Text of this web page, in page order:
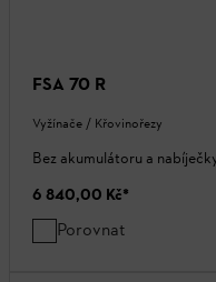
FSA 70 R
Vyžínače / Křovinořezy
Bez akumulátoru a
6 840,00 Kč*
Porovnat